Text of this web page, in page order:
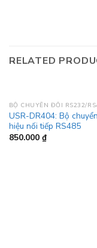
RELATED
USR-DR404: Bộ
hiệu nối tiếp RS485
850.000 ₫